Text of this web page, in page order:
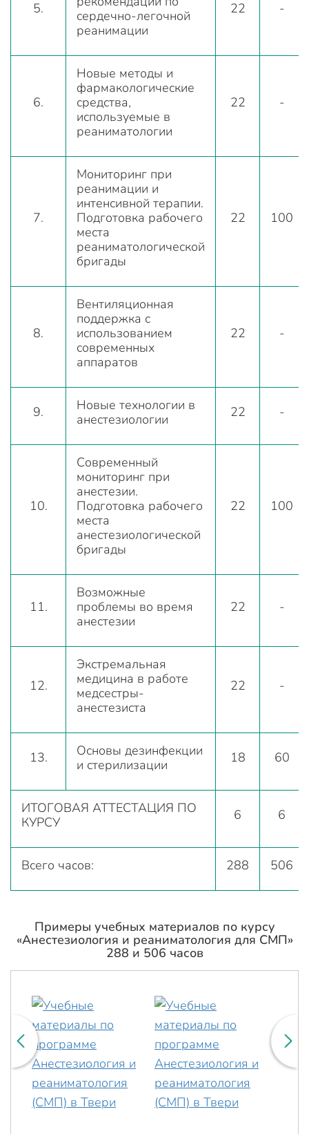
5.
сердечно-легочной
реанимации
22 -
6.
Новые методы и
фармакологические
средства,
используемые в
реаниматологии
22 -
7.
Мониторинг при
реанимации и
интенсивной терапии.
Подготовка рабочего
места
реаниматологической
бригады
22 100
8.
Вентиляционная
поддержка с
использованием
современных
аппаратов
22 -
9.
Новые технологии в
анестезиологии
22 -
10.
Современный
мониторинг при
анестезии.
Подготовка рабочего
места
анестезиологической
бригады
22 100
11.
Возможные
проблемы во время
анестезии
22 -
12.
Экстремальная
медицина в работе
медсестры-
анестезиста
22 -
13.
Основы дезинфекции
и стерилизации
18 60
ИТОГОВАЯ АТТЕСТАЦИЯ ПО
КУРСУ
6 6
Всего часов: 288 506
Примеры учебных материалов по курсу
«Анестезиология и реаниматология для СМП»
288 и 506 часов